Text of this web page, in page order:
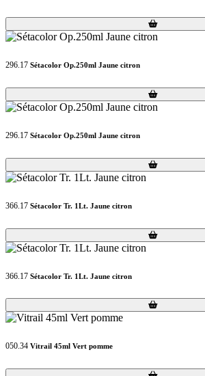
Loading...
Loading...
296.17 Sétacolor Op.250ml Jaune citron
Loading...
Loading...
296.17 Sétacolor Op.250ml Jaune citron
Loading...
Loading...
366.17 Sétacolor Tr. 1Lt. Jaune citron
Loading...
Loading...
366.17 Sétacolor Tr. 1Lt. Jaune citron
Loading...
Loading...
050.34 Vitrail 45ml Vert pomme